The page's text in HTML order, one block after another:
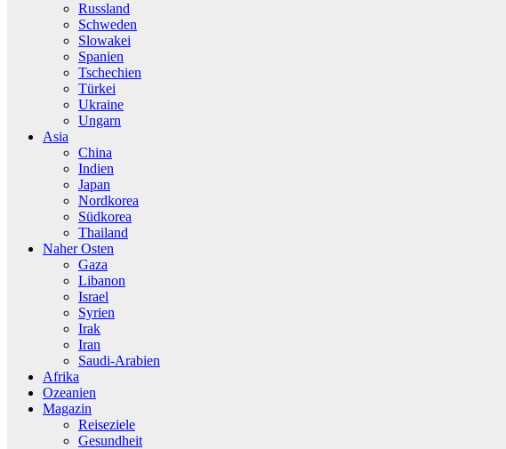
Russland
Schweden
Slowakei
Spanien
Tschechien
Türkei
Ukraine
Ungarn
Asia
China
Indien
Japan
Nordkorea
Südkorea
Thailand
Naher Osten
Gaza
Libanon
Israel
Syrien
Irak
Iran
Saudi-Arabien
Afrika
Ozeanien
Magazin
Reiseziele
Gesundheit